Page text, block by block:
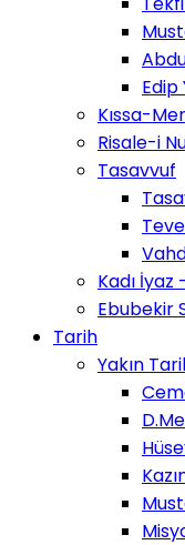
Edip
Kıssa-
Risale-i
Tasavvuf
Kadı İyaz
Ebubekir
Tarih
Yakın